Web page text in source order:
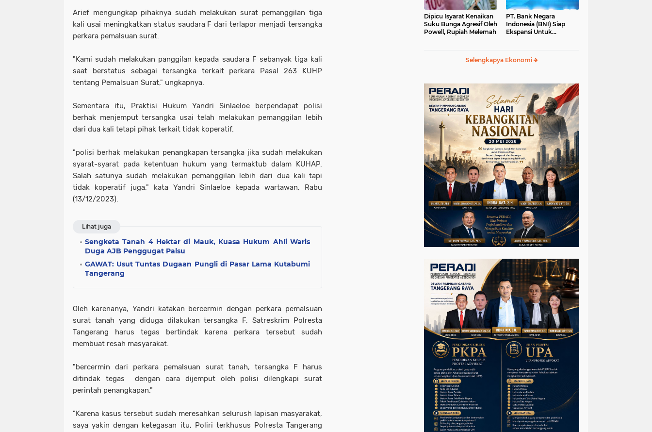
Arief mengungkap pihaknya sudah melakukan surat pemanggilan tiga
kali usai meningkatkan status saudara F dari terlapor menjadi tersangka
perkara pemalsuan surat.
"Kami sudah melakukan panggilan kepada saudara F sebanyak tiga kali
saat berstatus sebagai tersangka terkait perkara Pasal 263 KUHP
tentang Pemalsuan Surat," ungkapnya.
Sementara itu, Praktisi Hukum Yandri Sinlaeloe berpendapat polisi
berhak menjemput tersangka usai telah melakukan pemanggilan lebih
dari dua kali tetapi pihak terkait tidak koperatif.
"polisi berhak melakukan penangkapan tersangka jika sudah melakukan
syarat-syarat pada ketentuan hukum yang termaktub dalam KUHAP.
Salah satunya sudah melakukan pemanggilan lebih dari dua kali tapi
tidak koperatif juga," kata Yandri Sinlaeloe kepada wartawan, Rabu
(13/12/2023).
Lihat juga
Sengketa Tanah 4 Hektar di Mauk, Kuasa Hukum Ahli Waris
Duga AJB Penggugat Palsu
GAWAT: Usut Tuntas Dugaan Pungli di Pasar Lama Kutabumi
Tangerang
Oleh karenanya, Yandri katakan bercermin dengan perkara pemalsuan
surat tanah yang diduga dilakukan tersangka F, Satreskrim Polresta
Tangerang harus tegas bertindak karena perkara tersebut sudah
membuat resah masyarakat.
"bercermin dari perkara pemalsuan surat tanah, tersangka F harus
ditindak tegas dengan cara dijemput oleh polisi dilengkapi surat
perintah penangkapan."
"Karena kasus tersebut sudah meresahkan selurush lapisan masyarakat,
saya yakin dengan ketegasan itu, Poliri terkhusus Polresta Tangerang
Dipicu Isyarat Kenaikan
Suku Bunga Agresif Oleh
Powell, Rupiah Melemah
PT. Bank Negara
Indonesia (BNI) Siap
Ekspansi Untuk
Selengkapya Ekonomi